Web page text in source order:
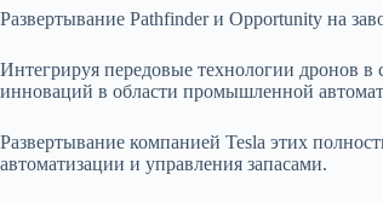
Развертывание Pathfinder и Opportunity на
Интегрируя передовые технологии дронов
инноваций в области промышленной
Развертывание компанией Tesla этих
автоматизации и управления запасами.